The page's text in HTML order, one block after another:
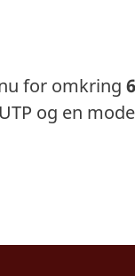
for omkring
og en